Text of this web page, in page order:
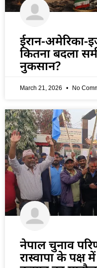
ईरान-अमेरिका-
कितना बदला
नुकसान?
March 21, 2026 No
नेपाल चुनाव
रास्वापा के पक्ष